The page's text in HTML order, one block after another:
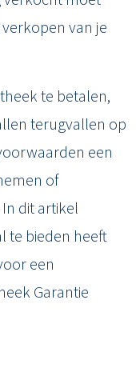
van je
te betalen,
terugvallen op
een
of
dit artikel
te bieden heeft
een
Garantie